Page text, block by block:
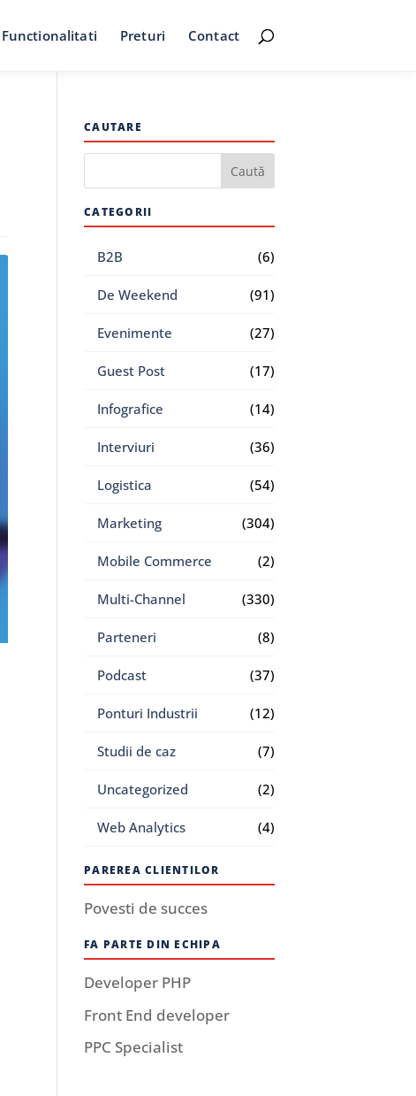
Functionalitati Preturi Contact
CAUTARE
CATEGORII
B2B (6)
De Weekend (91)
Evenimente (27)
Guest Post (17)
Infografice (14)
Interviuri (36)
Logistica (54)
Marketing (304)
Mobile Commerce (2)
Multi-Channel (330)
Parteneri (8)
Podcast (37)
Ponturi Industrii (12)
Studii de caz (7)
Uncategorized (2)
Web Analytics (4)
PAREREA CLIENTILOR
Povesti de succes
FA PARTE DIN ECHIPA
Developer PHP
Front End developer
PPC Specialist